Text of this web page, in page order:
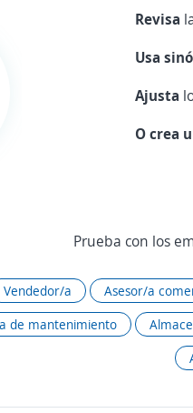
Revisa
Usa
Ajusta
O crea
Prueba con los
Vendedor/a Asesor/a
de mantenimiento